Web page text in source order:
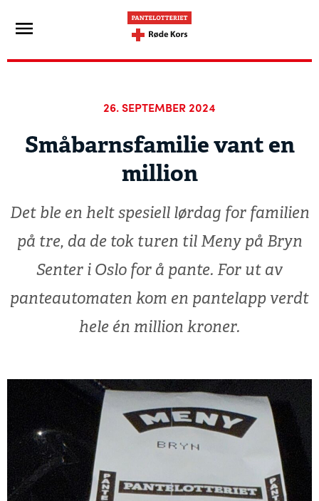
26. SEPTEMBER 2024
Småbarnsfamilie vant en
million
Det ble en helt spesiell lørdag for familien
på tre, da de tok turen til Meny på Bryn
Senter i Oslo for å pante. For ut av
panteautomaten kom en pantelapp verdt
hele én million kroner.